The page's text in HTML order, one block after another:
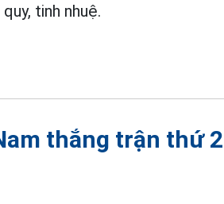
tinh nhuệ.
thắng trận thứ